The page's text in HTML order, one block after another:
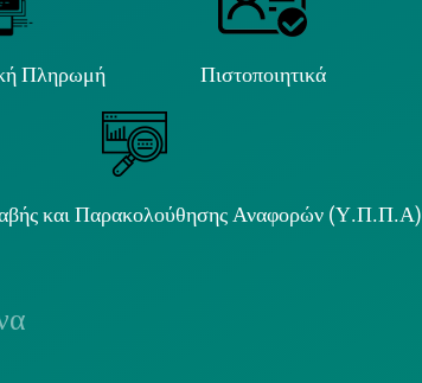
Πληρωμή Πιστοποιητικά
και Παρακολούθησης Αναφορών (Υ.Π.Π.Α)